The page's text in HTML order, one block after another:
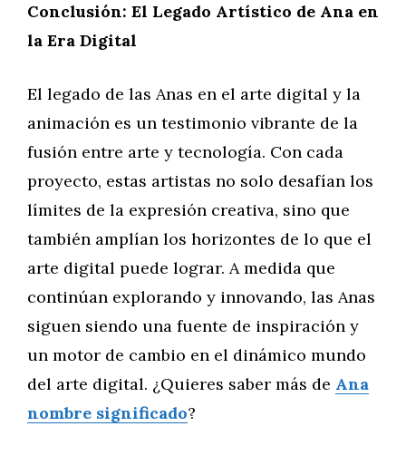
Conclusión: El Legado Artístico de Ana en
la Era Digital
El legado de las Anas en el arte digital y la
animación es un testimonio vibrante de la
fusión entre arte y tecnología. Con cada
proyecto, estas artistas no solo desafían los
límites de la expresión creativa, sino que
también amplían los horizontes de lo que el
arte digital puede lograr. A medida que
continúan explorando y innovando, las Anas
siguen siendo una fuente de inspiración y
un motor de cambio en el dinámico mundo
del arte digital. ¿Quieres saber más de Ana
nombre significado?